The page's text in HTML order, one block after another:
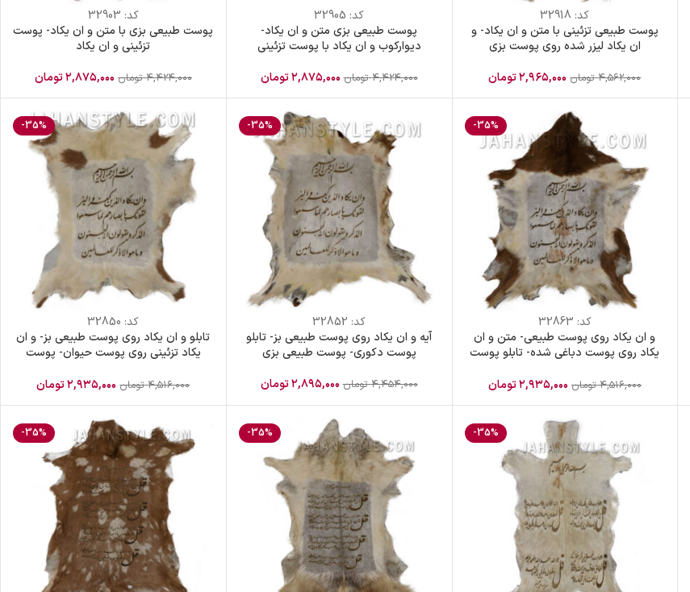
کد: 32918
پوست طبیعی تزئینی با متن و ان یکاد- و
ان یکاد لیزر شده روی پوست بزی
۴,۵۶۲,۰۰۰ تومان ۲,۹۶۵,۰۰۰تومان
کد: 32905
پوست طبیعی بزی متن و ان یکاد-
دیوارکوب و ان یکاد با پوست تزئینی
۴,۴۲۴,۰۰۰ تومان ۲,۸۷۵,۰۰۰تومان
کد: 32903
پوست طبیعی بزی با متن و ان یکاد- پوست
تزئینی و ان یکاد
۴,۴۲۴,۰۰۰ تومان ۲,۸۷۵,۰۰۰تومان
-35%
کد: 32863
و ان یکاد روی پوست طبیعی- متن و ان
یکاد روی پوست دباغی شده- تابلو پوست
۴,۵۱۶,۰۰۰ تومان ۲,۹۳۵,۰۰۰تومان
-35%
کد: 32852
آیه و ان یکاد روی پوست طبیعی بز- تابلو
پوست دکوری- پوست طبیعی بزی
۴,۴۵۴,۰۰۰ تومان ۲,۸۹۵,۰۰۰تومان
-35%
کد: 32850
تابلو و ان یکاد روی پوست طبیعی بز- و ان
یکاد تزئینی روی پوست حیوان- پوست
۴,۵۱۶,۰۰۰ تومان ۲,۹۳۵,۰۰۰تومان
-35%
-35%
-35%